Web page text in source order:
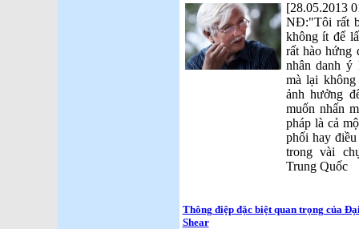
[28.05.2013
NĐ:"Tôi rất
không ít để
rất hào hứng
nhân danh ý
mà lại
ảnh hưởng
muốn nhấn
pháp là cả
phối hay
trong vài
Trung Quốc
Thông điệp đặc biệt quan trọng của
Shear